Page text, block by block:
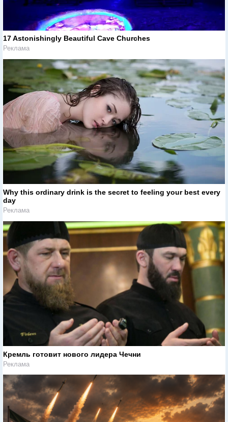
17 Astonishingly Beautiful Cave Churches
Реклама
Why this ordinary drink is the secret to feeling your best every
day
Реклама
Кремль готовит нового лидера Чечни
Реклама